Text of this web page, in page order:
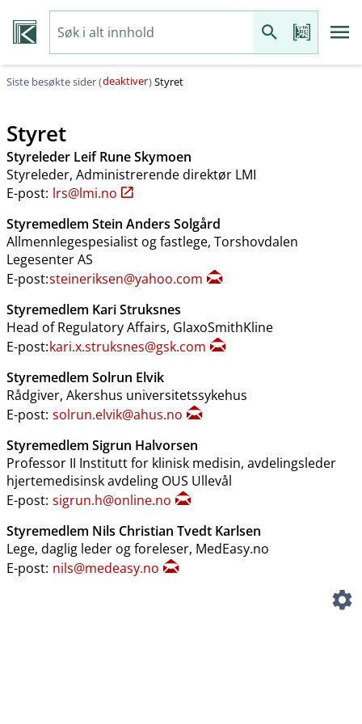
Siste besøkte sider (deaktiver)Styret
Styret
Styreleder Leif Rune Skymoen
Styreleder, Administrerende direktør LMI
E-post: lrs@lmi.no
Styremedlem Stein Anders Solgård
Allmennlegespesialist og fastlege, Torshovdalen
Legesenter AS
E-post:steineriksen@yahoo.com
Styremedlem Kari Struksnes
Head of Regulatory Affairs, GlaxoSmithKline
E-post:kari.x.struksnes@gsk.com
Styremedlem Solrun Elvik
Rådgiver, Akershus universitetssykehus
E-post: solrun.elvik@ahus.no
Styremedlem Sigrun Halvorsen
Professor II Institutt for klinisk medisin, avdelingsleder
hjertemedisinsk avdeling OUS Ullevål
E-post: sigrun.h@online.no
Styremedlem Nils Christian Tvedt Karlsen
Lege, daglig leder og foreleser, MedEasy.no
E-post: nils@medeasy.no